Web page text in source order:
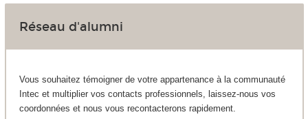
Réseau d'alumni
Vous souhaitez témoigner de votre appartenance à la communauté
Intec et multiplier vos contacts professionnels, laissez-nous vos
coordonnées et nous vous recontacterons rapidement.